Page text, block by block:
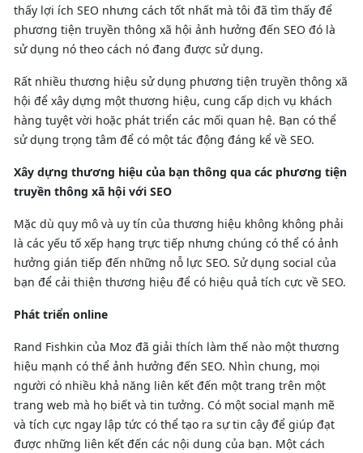
thấy lợi ích SEO nhưng cách tốt nhất mà tôi đã tìm thấy để
phương tiện truyền thông xã hội ảnh hưởng đến SEO đó là
sử dụng nó theo cách nó đang được sử dụng.
Rất nhiều thương hiệu sử dụng phương tiện truyền thông xã
hội để xây dựng một thương hiệu, cung cấp dịch vụ khách
hàng tuyệt vời hoặc phát triển các mối quan hệ. Bạn có thể
sử dụng trọng tâm để có một tác động đáng kể về SEO.
Xây dựng thương hiệu của bạn thông qua các phương tiện
truyền thông xã hội với SEO
Mặc dù quy mô và uy tín của thương hiệu không không phải
là các yếu tố xếp hạng trực tiếp nhưng chúng có thể có ảnh
hưởng gián tiếp đến những nỗ lực SEO. Sử dụng social của
bạn để cải thiện thương hiệu để có hiệu quả tích cực về SEO.
Phát triển online
Rand Fishkin của Moz đã giải thích làm thế nào một thương
hiệu mạnh có thể ảnh hưởng đến SEO. Nhìn chung, mọi
người có nhiều khả năng liên kết đến một trang trên một
trang web mà họ biết và tin tưởng. Có một social mạnh mẽ
và tích cực ngay lập tức có thể tạo ra sự tin cậy để giúp đạt
được những liên kết đến các nội dung của bạn. Một cách